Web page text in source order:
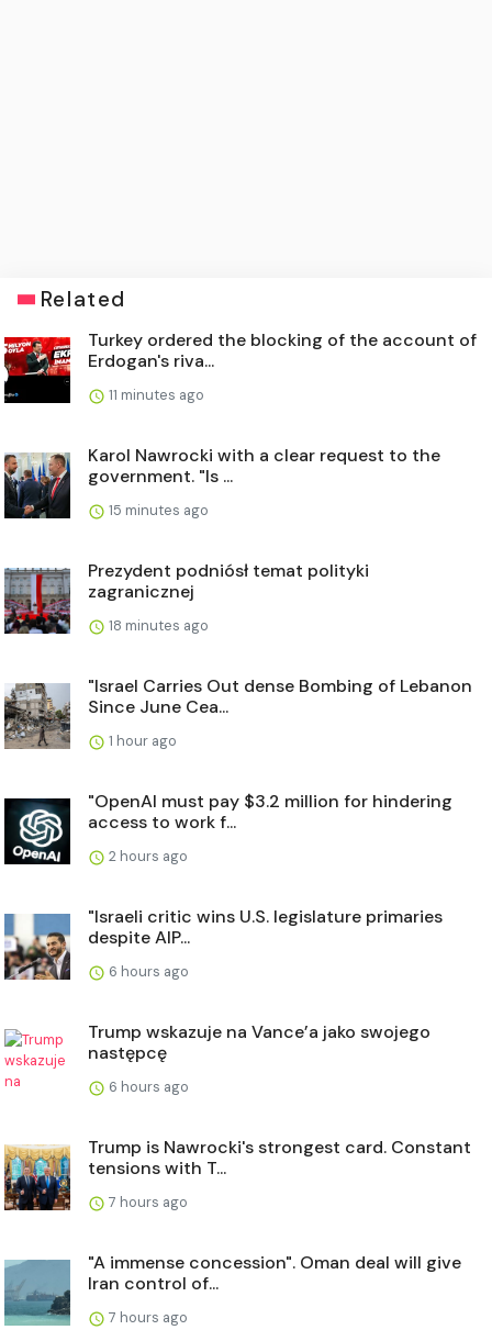
Related
Turkey ordered the blocking of the account of
Erdogan's riva...
11 minutes ago
Karol Nawrocki with a clear request to the
government. "Is ...
15 minutes ago
Prezydent podniósł temat polityki
zagranicznej
18 minutes ago
"Israel Carries Out dense Bombing of Lebanon
Since June Cea...
1 hour ago
"OpenAI must pay $3.2 million for hindering
access to work f...
2 hours ago
"Israeli critic wins U.S. legislature primaries
despite AIP...
6 hours ago
Trump wskazuje na Vance’a jako swojego
następcę
6 hours ago
Trump is Nawrocki's strongest card. Constant
tensions with T...
7 hours ago
"A immense concession". Oman deal will give
Iran control of...
7 hours ago